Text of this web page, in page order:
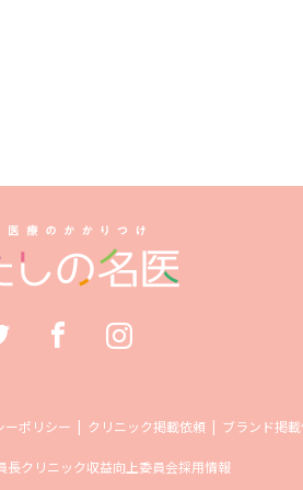
ーポリシー クリニック掲載依頼 ブランド掲
長クリニック収益向上委員会採用情報